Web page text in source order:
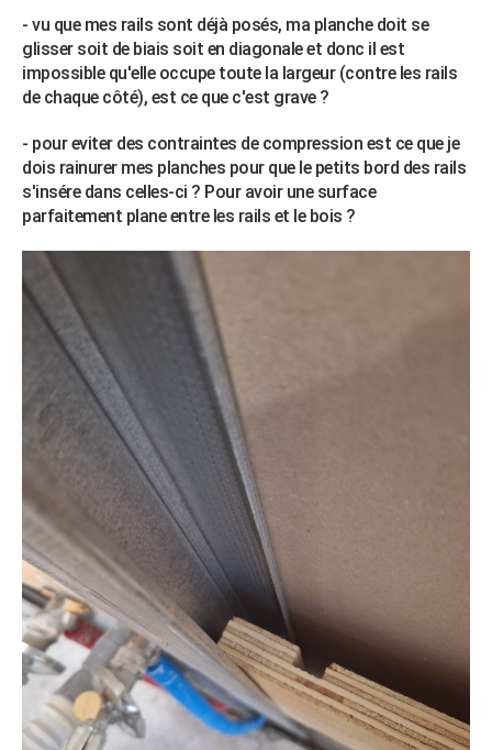
Destinations
City break
Voyage nature
Voyage de noces
Forum
Climat
+PHOTO
GUIDES D'ACHAT
BONS PLANS
CARTE DE VOEUX
Carte de Noël
Carte Bonne année
Carte Saint-Valentin
Carte Pâques
Carte d'anniversaire
DICTIONNAIRE
Dictionnaire
Biographies
Citations
Expressions
Proverbes
PROGRAMME TV
COPAINS D'AVANT
S'inscrire
Se connecter
Collèges
Primaires
Universités
Entreprises
Service militaire
Avis de recherche
AVIS DE DÉCÈS
Bricolage
Lifestyle
Culture
Auto
Television
Voyage
Cinema
- vu que mes rails sont déjà posés, ma planche doit se
glisser soit de biais soit en diagonale et donc il est
impossible qu'elle occupe toute la largeur (contre les rails
de chaque côté), est ce que c'est grave ?
- pour eviter des contraintes de compression est ce que je
dois rainurer mes planches pour que le petits bord des rails
s'insére dans celles-ci ? Pour avoir une surface
parfaitement plane entre les rails et le bois ?